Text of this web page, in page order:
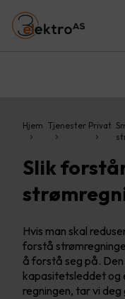
Hjem Tjenester Privat
Slik
Hvis man skal
forstå
å forstå seg på.
kapasitetsleddet og
regningen, tar vi deg